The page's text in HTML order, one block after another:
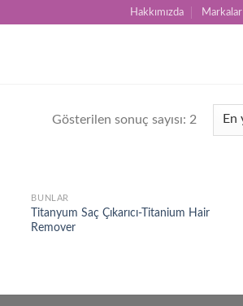
Hakkımızda Markalar
Gösterilen sonuç sayısı: 2
Add to
BUNLAR
Titanyum Saç Çıkarıcı-Titanium Hair
Remover